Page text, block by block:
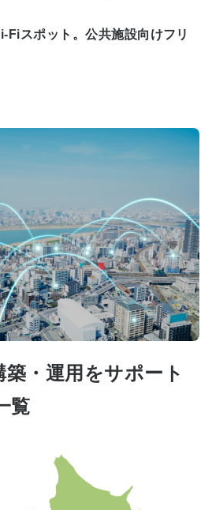
Fiスポット。公共施設向けフリ
・運用をサポート
覧